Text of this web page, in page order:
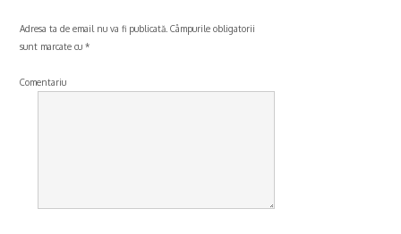
Adresa ta de email nu va fi publicată. Câmpurile obligatorii
sunt marcate cu*
Comentariu